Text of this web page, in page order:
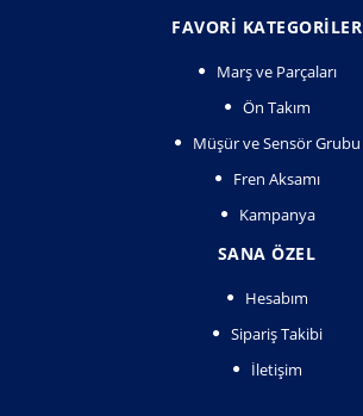
FAVORI KATEGORILER
Marş ve Parçaları
Ön Takım
Müşür ve Sensör Grubu
Fren Aksamı
Kampanya
SANA ÖZEL
Hesabım
Sipariş Takibi
İletişim